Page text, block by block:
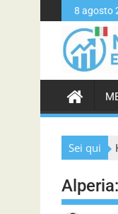
k
t
c
8 agosto
Sei qui